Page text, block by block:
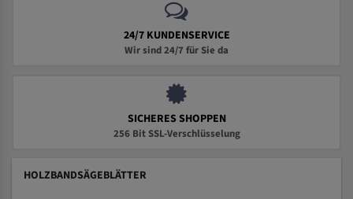
24/7 KUNDENSERVICE
Wir sind 24/7 für Sie da
SICHERES SHOPPEN
256 Bit SSL-Verschlüsselung
HOLZBANDSÄGEBLÄTTER